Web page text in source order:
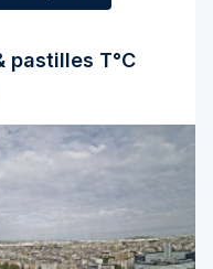
pastilles T°C